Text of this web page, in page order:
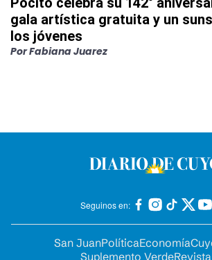
gala artística gratuita y un
los jóvenes
PorFabiana Juarez
Seguinos en:
San JuanPolíticaEconomía
Suplemento Verde